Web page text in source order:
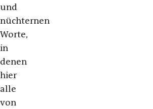
und
nüchternen
Worte,
in
denen
hier
alle
von